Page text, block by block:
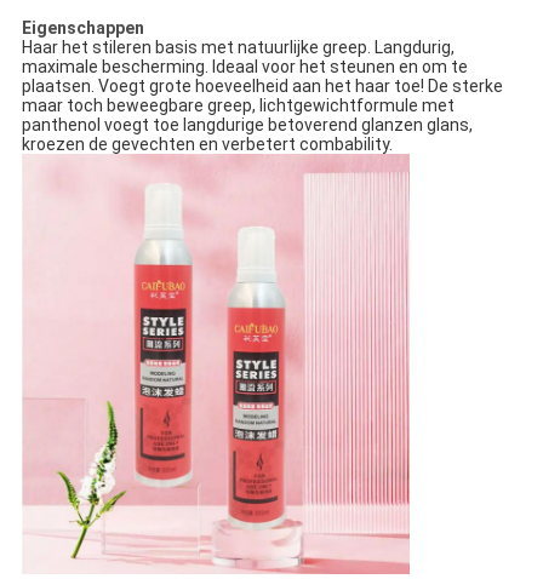
Eigenschappen
Haar het stileren basis met natuurlijke greep. Langdurig,
maximale bescherming. Ideaal voor het steunen en om te
plaatsen. Voegt grote hoeveelheid aan het haar toe! De sterke
maar toch beweegbare greep, lichtgewichtformule met
panthenol voegt toe langdurige betoverend glanzen glans,
kroezen de gevechten en verbetert combability.